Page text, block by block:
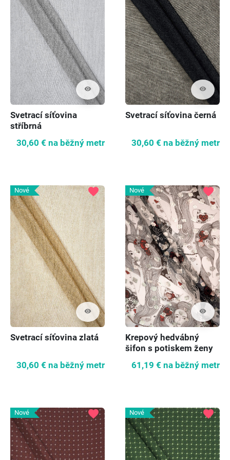
visibility
Svetrací síťovina
stříbrná
30,60 € na běžný metr
visibility
Svetrací síťovina černá
30,60 € na běžný metr
Nové
visibility
favorite
Svetrací síťovina zlatá
30,60 € na běžný metr
Nové
visibility
favorite
Krepový hedvábný
šifon s potiskem ženy
61,19 € na běžný metr
Nové favorite Nové favorite